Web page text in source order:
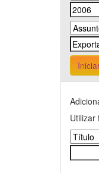
Utilizar